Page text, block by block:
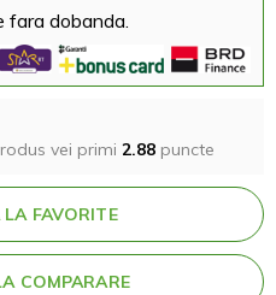
fara dobanda.
vei primi 2.88 puncte
FAVORITE
COMPARARE